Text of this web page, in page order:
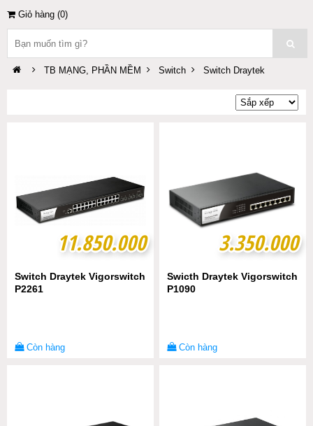
Giỏ hàng (0)
TB MẠNG, PHẦN MỀM Switch Switch Draytek
11.850.000
11.850.000
Switch Draytek Vigorswitch
P2261
Còn hàng
3.350.000
3.350.000
Swicth Draytek Vigorswitch
P1090
Còn hàng